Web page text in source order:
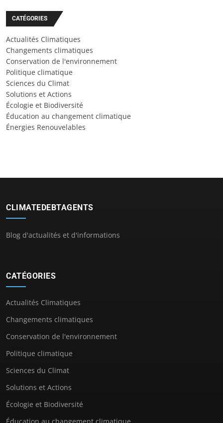
CATÉGORIES
Actualités Climatiques
Changements climatiques
Conservation de l'environnement
Politique climatique
Sciences du Climat
Solutions et Actions
Écologie et Biodiversité
Éducation au changement climatique
Énergies Renouvelables
CLIMATEDEBTAGENTS
Blog d'actualités et d'informations
CATÉGORIES
Actualités Climatiques
Changements climatiques
Conservation de l'environnement
Politique climatique
Sciences du Climat
Solutions et Actions
Écologie et Biodiversité